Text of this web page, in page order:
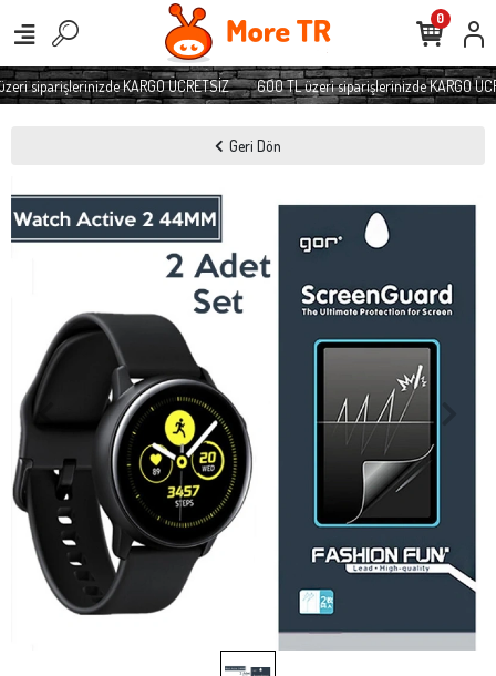
siparişlerinizde KARGO ÜCRETSİZ 600 TL üzeri siparişlerinizde KARGO
0
Geri Dön